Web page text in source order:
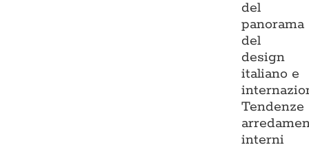
del
panorama
del
design
italiano e
Tendenze
interni